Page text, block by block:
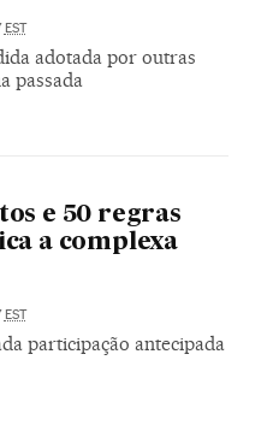
EST
adotada por outras
passada
e 50 regras
a complexa
EST
participação antecipada